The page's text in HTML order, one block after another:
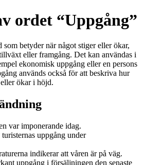
ordet “Uppgång”
betyder när något stiger eller ökar,
eller framgång. Det kan användas i
ekonomisk uppgång eller en persons
används också för att beskriva hur
ökar i höjd.
var imponerande idag.
uppgång under
indikerar att våren är på väg.
uppgång i försäljningen den senaste